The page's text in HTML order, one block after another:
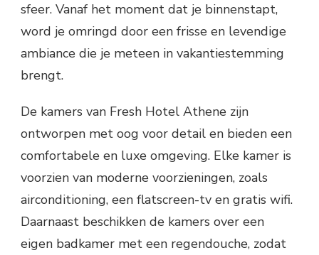
sfeer. Vanaf het moment dat je binnenstapt,
word je omringd door een frisse en levendige
ambiance die je meteen in vakantiestemming
brengt.
De kamers van Fresh Hotel Athene zijn
ontworpen met oog voor detail en bieden een
comfortabele en luxe omgeving. Elke kamer is
voorzien van moderne voorzieningen, zoals
airconditioning, een flatscreen-tv en gratis wifi.
Daarnaast beschikken de kamers over een
eigen badkamer met een regendouche, zodat